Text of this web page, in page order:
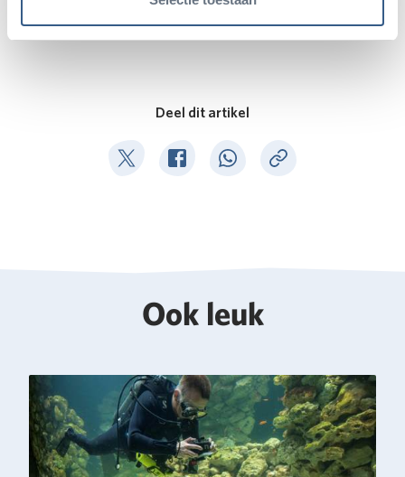
Deel dit artikel
Deel op TwitterDeel op Facebook
Deel op WhatsApp
Kopieer link
Ook leuk